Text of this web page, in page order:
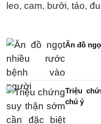
leo, cam, bưởi, táo,
Ăn đồ
Triệu
chú ý